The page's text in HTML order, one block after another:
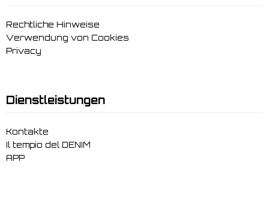
Rechtliche Hinweise
Verwendung von Cookies
Privacy
Dienstleistungen
Kontakte
Il tempio del DENIM
APP